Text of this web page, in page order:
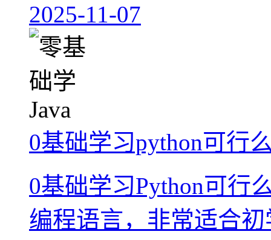
2025-11-07
0基础学习python可行
0基础学习Python可行
编程语言，非常适合